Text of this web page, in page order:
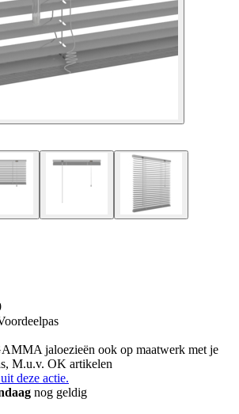
jaloezieën ook op maatwerk met je
M.u.v. OK artikelen
deze actie.
nog geldig